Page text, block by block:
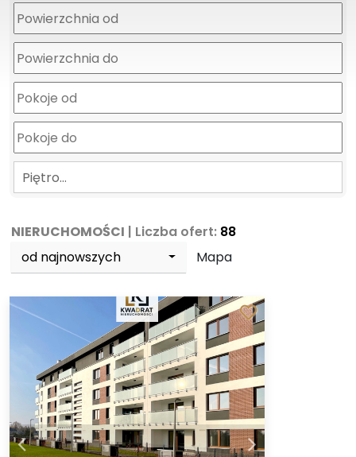
Piętro…
NIERUCHOMOŚCI | Liczba ofert: 88
od najnowszych
Mapa